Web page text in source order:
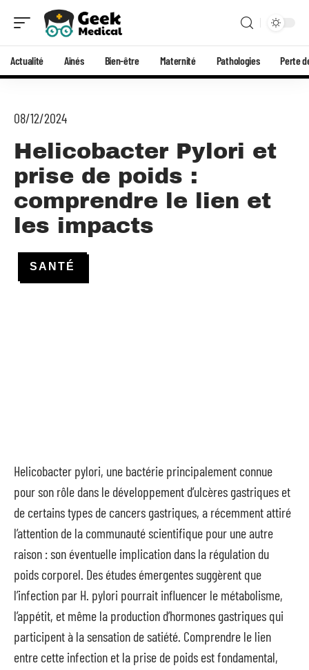
Actualité Aînés Bien-être Maternité Pathologies Perte
08/12/2024
Helicobacter Pylori et
prise de poids :
comprendre le lien et
les impacts
SANTÉ
Helicobacter pylori, une bactérie principalement connue
pour son rôle dans le développement d’ulcères gastriques et
de certains types de cancers gastriques, a récemment attiré
l’attention de la communauté scientifique pour une autre
raison : son éventuelle implication dans la régulation du
poids corporel. Des études émergentes suggèrent que
l’infection par H. pylori pourrait influencer le métabolisme,
l’appétit, et même la production d’hormones gastriques qui
participent à la sensation de satiété. Comprendre le lien
entre cette infection et la prise de poids est fondamental,